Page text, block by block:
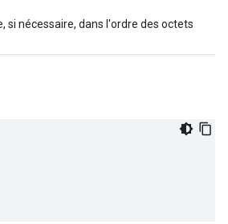
si nécessaire, dans l'ordre des octets